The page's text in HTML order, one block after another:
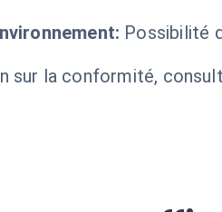
Possibilité
sur la conformité,